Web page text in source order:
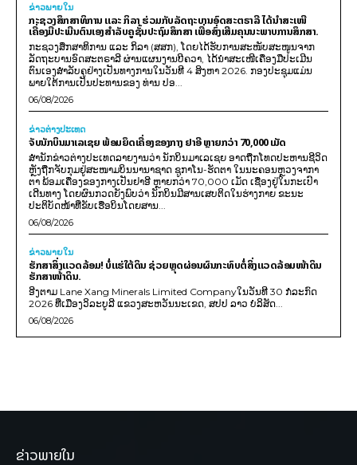
ຂ່າວພາຍ​ໃນ
ກະຊວງສຶກສາທິການ ແລະ ກິລາ ຮ່ວມກັບລັດຖະບານອົດສະຕຣາລີ ໄດ້ນຳສະເໜີ
ເຄື່ອງມືປະເມີນຕົນເອງສຳລັບຄູຊັ້ນປະຖົມສຶກສາ ເພື່ອສົ່ງເສີມຄຸນນະພາບການສຶກສາ.
ກະຊວງສຶກສາທິການ ແລະ ກິລາ (ສສກ), ໂດຍໄດ້ຮັບການສະໜັບສະໜູນຈາກ
ລັດຖະບານອົດສະຕຣາລີ ຜ່ານແຜນງານບີຄວາ, ໄດ້ນຳສະເໜີເຄື່ອງມືປະເມີນ
ຕົນເອງສຳລັບຄູຢ່າງເປັນທາງການໃນວັນທີ 4 ສິງຫາ 2026. ກອງປະຊຸມແມ່ນ
ພາຍໃຕ້ການເປັນປະທານຂອງ ທ່ານ ປອ...
06/08/2026
ຂ່າວຕ່າງປະເທດ
ຈັບນັກບິນມາເລເຊຍ ພ້ອມຍຶດເຄື່ອງຂອງກາງ ຢາອີ ຫຼາຍກວ່າ 70,000 ເມັດ
ສຳນັກຂ່າວຕ່າງປະເທດລາຍງານວ່າ ນັກບິນມາເລເຊຍ ອາດຖືກໂທດປະຫານຊີວິດ
ຫຼັງຖືກຈັບກຸມຢູ່ສະໜາມບິນນານາຊາດ ຊູກາໂນ-ຮັດຕາ ໃນນະຄອນຫຼວງຈາກາ
ຕາ ພ້ອມເຄື່ອງຂອງກາງເປັນຢາອີ ຫຼາຍກວ່າ 70,000 ເມັດ ເຊື່ອງຢູ່ໃນກະເປົາ
ເດີນທາງ ໂດຍຜົນກວດຍັງພົບວ່າ ນັກບິນມີສານເສບຕິດໃນຮ່າງກາຍ ຂະນະ
ປະຕິບັດໜ້າທີ່ຂັບເຮືອບິນໂດຍສານ...
06/08/2026
ຂ່າວພາຍ​ໃນ
ຮັກສາສິ່ງແວດລ້ອມ! ບໍ່ແຮ່ໃຕ້ດິນ ຊ່ວຍຫຼຸດຜ່ອນຜົນກະທົບຕໍ່ສິ່ງແວດລ້ອມໜ້າດິນ
ຮັກສາໜ້າດິນ.
ອີງຕາມ Lane Xang Minerals Limited Companyໃນວັນທີ 30 ກໍລະກົດ
2026 ທີ່ເມືອງວິລະບູລີ ແຂວງສະຫວັນນະເຂດ, ສປປ ລາວ ບໍລິສັດ...
06/08/2026
ຂ່າວພາຍໃນ